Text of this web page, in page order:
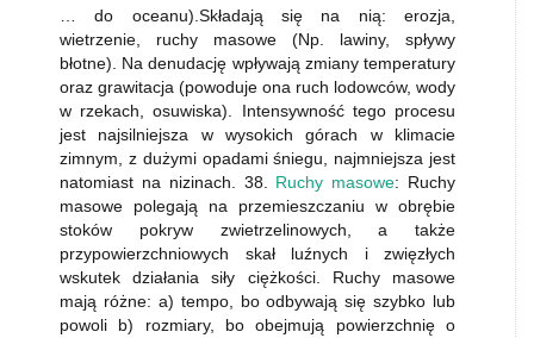
… do oceanu).Składają się na nią: erozja,
wietrzenie, ruchy masowe (Np. lawiny, spływy
błotne). Na denudację wpływają zmiany temperatury
oraz grawitacja (powoduje ona ruch lodowców, wody
w rzekach, osuwiska). Intensywność tego procesu
jest najsilniejsza w wysokich górach w klimacie
zimnym, z dużymi opadami śniegu, najmniejsza jest
natomiast na nizinach. 38. Ruchy masowe: Ruchy
masowe polegają na przemieszczaniu w obrębie
stoków pokryw zwietrzelinowych, a także
przypowierzchniowych skał luźnych i zwięzłych
wskutek działania siły ciężkości. Ruchy masowe
mają różne: a) tempo, bo odbywają się szybko lub
powoli b) rozmiary, bo obejmują powierzchnię o